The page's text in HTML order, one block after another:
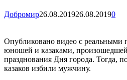
Добромир26.08.201926.08.20190
Опубликовано видео с
юношей и казаками,
празднования Дня города. Тогда,
казаков избили мужчину.